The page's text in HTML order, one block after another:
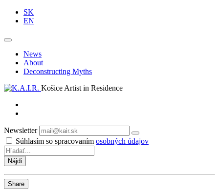
SK
EN
News
About
Deconstructing Myths
Košice Artist in Residence
Newsletter
Odoberať
Súhlasím so spracovaním osobných údajov
Share